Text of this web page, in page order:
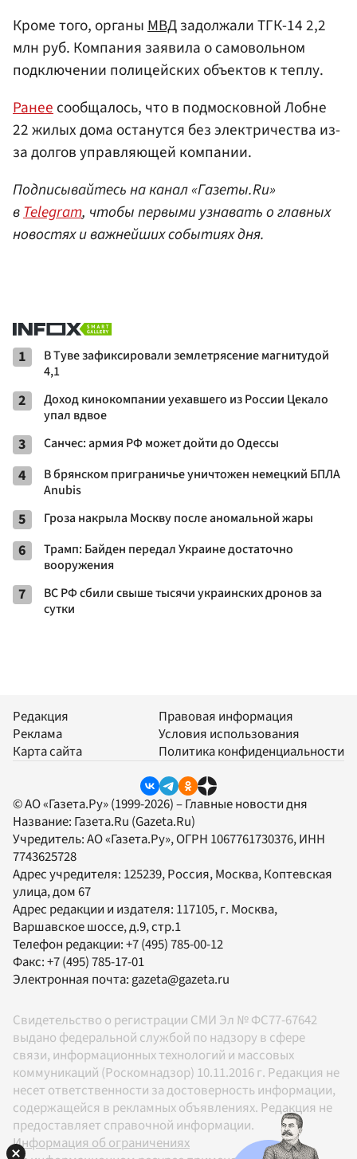
Кроме того, органы МВДзадолжали ТГК-14 2,2
млн руб. Компания заявила о самовольном
подключении полицейских объектов к теплу.
Ранеесообщалось, что в подмосковной Лобне
22 жилых дома останутся без электричества из-
за долгов управляющей компании.
Подписывайтесь на канал «Газеты.Ru»
вTelegram, чтобы первыми узнавать о главных
новостях и важнейших событиях дня.
1
В Туве зафиксировали землетрясение магнитудой
4,1
2
Доход кинокомпании уехавшего из России Цекало
упал вдвое
3 Санчес: армия РФ может дойти до Одессы
4
В брянском приграничье уничтожен немецкий БПЛА
Anubis
5 Гроза накрыла Москву после аномальной жары
6
Трамп: Байден передал Украине достаточно
вооружения
7
ВС РФ сбили свыше тысячи украинских дронов за
сутки
Редакция
Реклама
Карта сайта
Правовая информация
Условия использования
Политика конфиденциальности
© АО «Газета.Ру» (1999-2026) – Главные новости дня
Название: Газета.Ru (Gazeta.Ru)
Учредитель:АО «Газета.Ру», ОГРН 1067761730376, ИНН
7743625728
Адрес учредителя: 125239, Россия, Москва, Коптевская
улица, дом 67
Адрес редакции и издателя: 117105, г. Москва,
Варшавское шоссе, д.9, стр.1
Телефон редакции:+7 (495) 785-00-12
Факс:+7 (495) 785-17-01
Электронная почта:gazeta@gazeta.ru
Свидетельство о регистрации СМИ Эл № ФС77-67642
выдано федеральной службой по надзору в сфере
связи, информационных технологий и массовых
коммуникаций (Роскомнадзор) 10.11.2016 г. Редакция не
несет ответственности за достоверность информации,
содержащейся в рекламных объявлениях. Редакция не
предоставляет справочной информации.
Информация об ограничениях